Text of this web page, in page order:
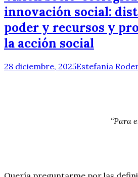
innovación social:
poder y recursos y
la acción social
28 diciembre, 2025Estefanía
“Para